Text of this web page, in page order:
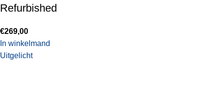
Refurbished
€269,00
In winkelmand
Uitgelicht